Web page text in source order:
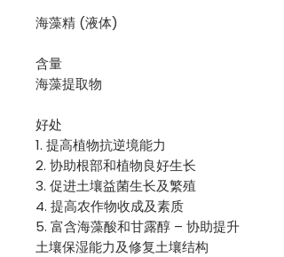
海藻精 (液体)
含量
海藻提取物
好处
1. 提高植物抗逆境能力
2. 协助根部和植物良好生长
3. 促进土壤益菌生长及繁殖
4. 提高农作物收成及素质
5. 富含海藻酸和甘露醇 – 协助提升
土壤保湿能力及修复土壤结构